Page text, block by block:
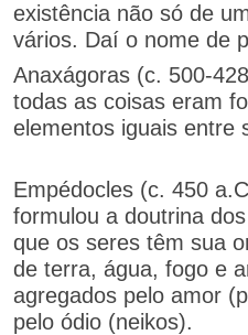
existência não só de
vários. Daí o nome de
Anaxágoras (c. 500-
todas as coisas eram
elementos iguais entre
Empédocles (c. 450
formulou a doutrina
que os seres têm sua
de terra, água, fogo e
agregados pelo amor
pelo ódio (neikos).